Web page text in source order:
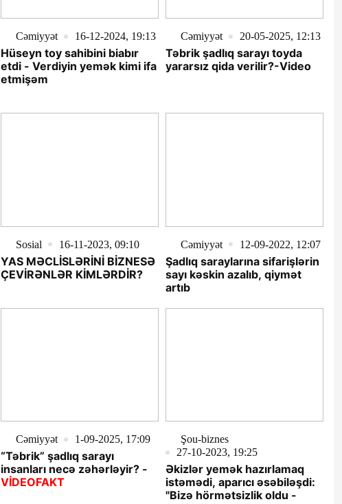
Cəmiyyət 16-12-2024, 19:13
Hüseyn toy sahibini biabır
etdi - Verdiyin yemək kimi ifa
etmişəm
Cəmiyyət 20-05-2025, 12:13
Təbrik şadlıq sarayı toyda
yararsız qida verilir?-Video
Sosial 16-11-2023, 09:10
YAS MƏCLİSLƏRİNİ BİZNESƏ
ÇEVİRƏNLƏR KİMLƏRDİR?
Cəmiyyət 12-09-2022, 12:07
Şadlıq saraylarına sifarişlərin
sayı kəskin azalıb, qiymət
artıb
Cəmiyyət 1-09-2025, 17:09
“Təbrik” şadlıq sarayı
insanları necə zəhərləyir? -
VİDEOFAKT
Şou-biznes
27-10-2023, 19:25
Əkizlər yemək hazırlamaq
istəmədi, aparıcı əsəbiləşdi:
"Bizə hörmətsizlik oldu -